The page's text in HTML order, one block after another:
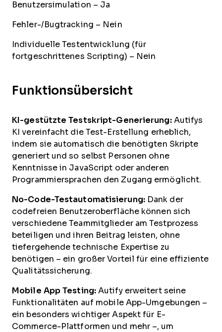
Benutzersimulation – Ja
Fehler-/Bugtracking – Nein
Individuelle Testentwicklung (für
fortgeschrittenes Scripting) – Nein
Funktionsübersicht
KI-gestützte Testskript-Generierung:Autifys
KI vereinfacht die Test-Erstellung erheblich,
indem sie automatisch die benötigten Skripte
generiert und so selbst Personen ohne
Kenntnisse in JavaScript oder anderen
Programmiersprachen den Zugang ermöglicht.
No-Code-Testautomatisierung:Dank der
codefreien Benutzeroberfläche können sich
verschiedene Teammitglieder am Testprozess
beteiligen und ihren Beitrag leisten, ohne
tiefergehende technische Expertise zu
benötigen – ein großer Vorteil für eine effiziente
Qualitätssicherung.
Mobile App Testing:Autify erweitert seine
Funktionalitäten auf mobile App-Umgebungen –
ein besonders wichtiger Aspekt für E-
Commerce-Plattformen und mehr –, um